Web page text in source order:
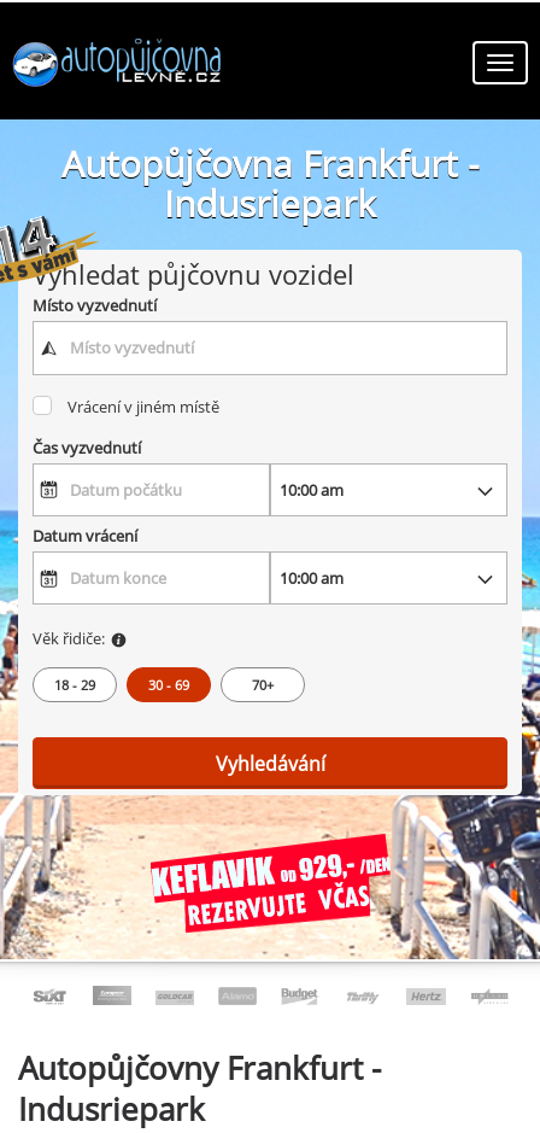
Autopůjčovna Frankfurt -
Indusriepark
online autopůjčovny ve městě Frankfurt - Indusriepark
Vyhledat půjčovnu vozidel
Místo vyzvednutí
Vrácení v jiném místě
Čas vyzvednutí
Datum vrácení
Věk řidiče:
18 - 29 30 - 69 70+
Vyhledávání
AutopůjčovnyFrankfurt -
Indusriepark